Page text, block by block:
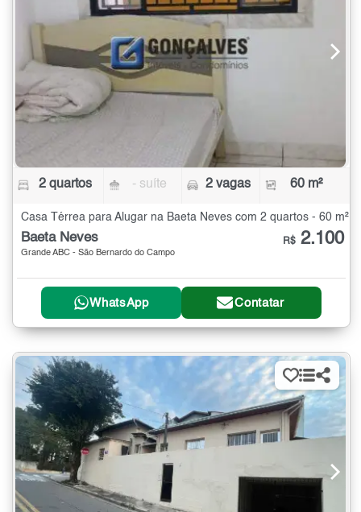
2 quartos - suíte 2 vagas 60 m²
Casa Térrea para Alugar na Baeta Neves com 2 quartos - 60 m²
Baeta Neves
Grande ABC - São Bernardo do Campo
R$ 2.100
WhatsApp Contatar